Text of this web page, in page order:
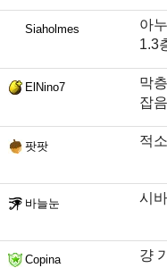
Siaholmes
아
1.3
ElNino7
막
잡음
팟팟 적
바늘눈 시
Copina 걍